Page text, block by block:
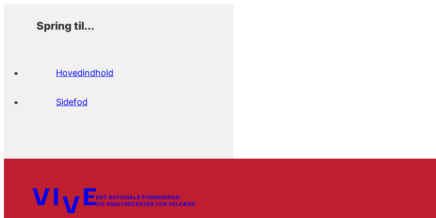
Spring til...
Hovedindhold
Sidefod